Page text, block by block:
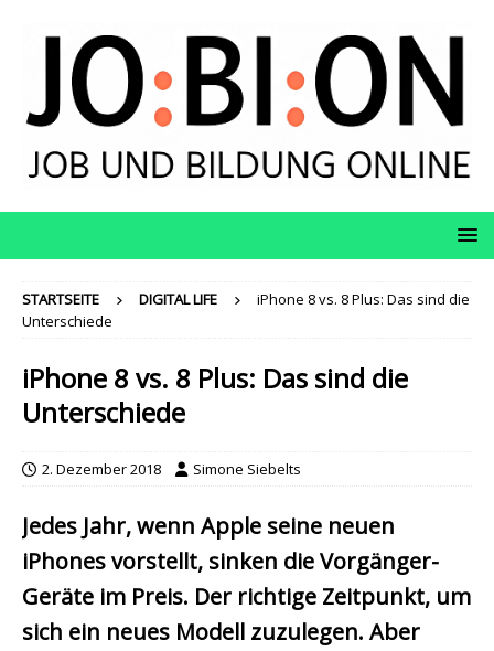
STARTSEITE DIGITAL LIFE
iPhone 8 vs. 8 Plus: Das sind die
Unterschiede
iPhone 8 vs. 8 Plus: Das sind die
Unterschiede
2. Dezember 2018 Simone Siebelts
Jedes Jahr, wenn Apple seine neuen
iPhones vorstellt, sinken die Vorgänger-
Geräte im Preis. Der richtige Zeitpunkt, um
sich ein neues Modell zuzulegen. Aber